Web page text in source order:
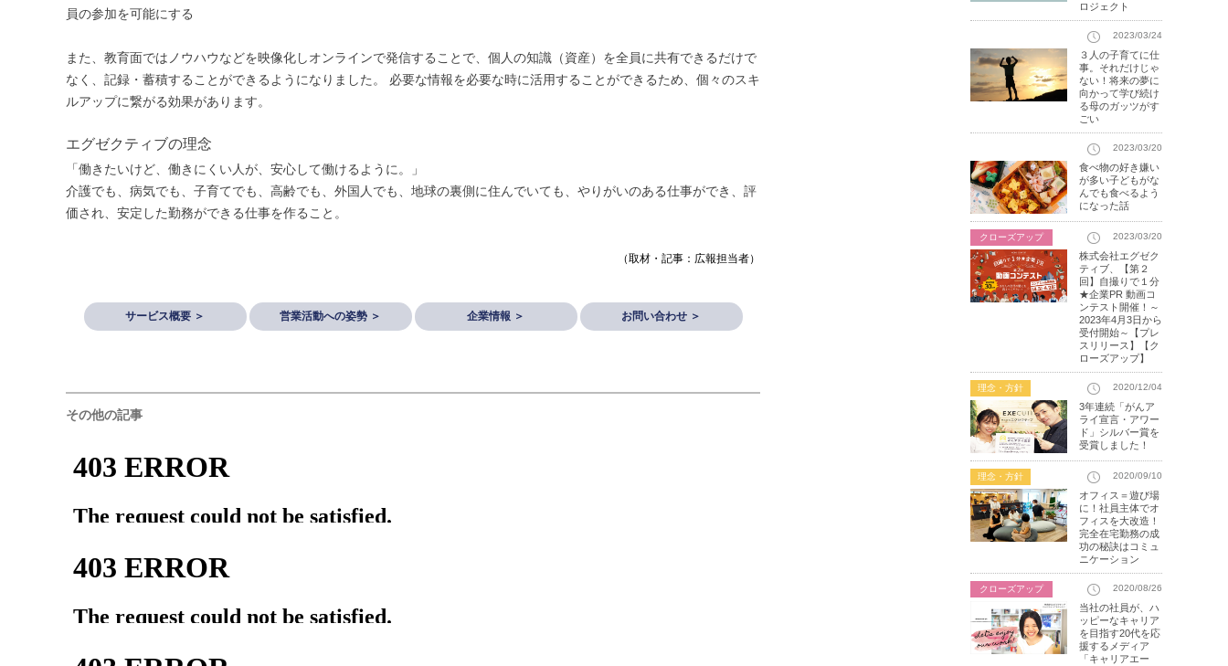
員の参加を可能にする
また、教育面ではノウハウなどを映像化しオンラインで発信することで、個人の知識（資産）を全員に共有できるだけで
なく、記録・蓄積することができるようになりました。 必要な情報を必要な時に活用することができるため、個々のスキ
ルアップに繋がる効果があります。
エグゼクティブの理念
「働きたいけど、働きにくい人が、安心して働けるように。」
介護でも、病気でも、子育てでも、高齢でも、外国人でも、地球の裏側に住んでいても、やりがいのある仕事ができ、評
価され、安定した勤務ができる仕事を作ること。
（取材・記事：広報担当者）
サービス概要 ＞ 営業活動への姿勢 ＞ 企業情報 ＞ お問い合わせ ＞
その他の記事
ロジェクト
2023/03/24
３人の子育てに仕
事。それだけじゃ
ない！将来の夢に
向かって学び続け
る母のガッツがす
ごい
2023/03/20
食べ物の好き嫌い
が多い子どもがな
んでも食べるよう
になった話
クローズアップ 2023/03/20
株式会社エグゼク
ティブ、【第２
回】自撮りで１分
★企業PR 動画コ
ンテスト開催！～
2023年4月3日から
受付開始～【プレ
スリリース】【ク
ローズアップ】
理念・方針 2020/12/04
3年連続「がんア
ライ宣言・アワー
ド」シルバー賞を
受賞しました！
理念・方針 2020/09/10
オフィス＝遊び場
に！社員主体でオ
フィスを大改造！
完全在宅勤務の成
功の秘訣はコミュ
ニケーション
クローズアップ 2020/08/26
当社の社員が、ハ
ッピーなキャリア
を目指す20代を応
援するメディア
「キャリアエー